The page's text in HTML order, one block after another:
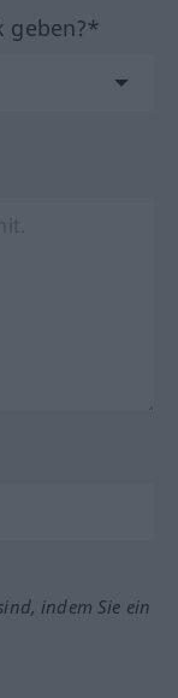
geben?*
indem Sie ein